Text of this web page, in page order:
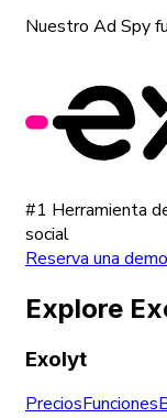
Nuestro Ad Spy
#1 Herramienta
social
Reserva una demo
Explore
Exolyt
PreciosFunciones